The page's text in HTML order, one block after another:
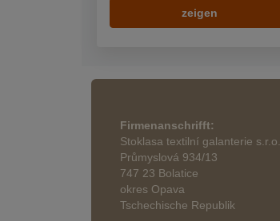
zeigen
Firmenanschrifft:
Stoklasa textilní galanterie s.r.o.
Průmyslová 934/13
747 23 Bolatice
okres Opava
Tschechische Republik